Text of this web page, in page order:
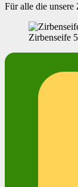
Für alle die unsere
Zirbenseife